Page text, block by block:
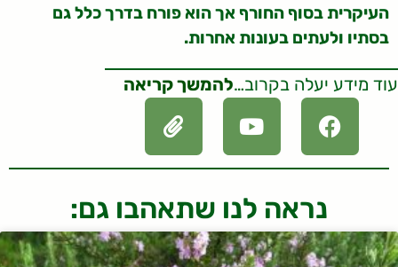
העיקרית בסוף החורף אך הוא פורח בדרך כלל גם
בסתיו ולעתים בעונות אחרות.
עוד מידע יעלה בקרוב…להמשך קריאה
נראה לנו שתאהבו גם: